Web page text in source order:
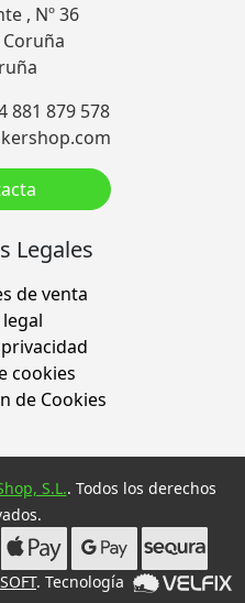
, Nº 36
Coruña
881 879 578
Legales
de venta
cookies
de Cookies
S.L.. Todos los derechos
. Tecnología